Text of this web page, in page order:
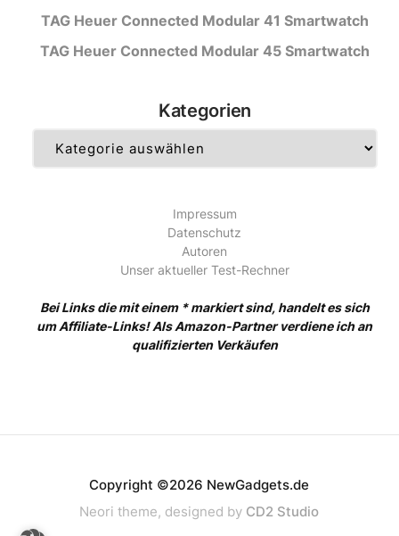
TAG Heuer Connected Modular 41 Smartwatch
TAG Heuer Connected Modular 45 Smartwatch
Kategorien
Impressum
Datenschutz
Autoren
Unser aktueller Test-Rechner
Bei Links die mit einem * markiert sind, handelt es sich
um Affiliate-Links! Als Amazon-Partner verdiene ich an
qualifizierten Verkäufen
Copyright ©2026 NewGadgets.de
Neori theme, designed by CD2 Studio